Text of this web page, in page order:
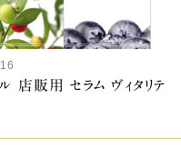
店販用 セラム ヴィタリテ